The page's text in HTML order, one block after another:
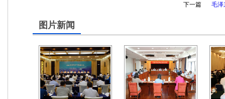
下一篇 毛泽
图片新闻